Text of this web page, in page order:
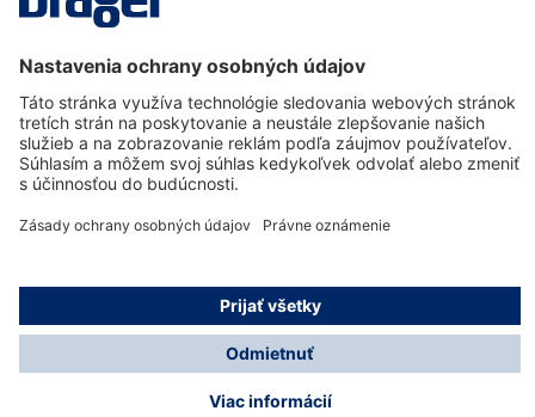
Zákaznícka infolinka
O spoločnosti Dräger
Informácie
© Dräger Slovensko, s.r.o., 2025
* Všetky ceny bez. DPH plus náklady na dopravu a
prípadné poplatky za doručenie, ak nie je uvedené inak.